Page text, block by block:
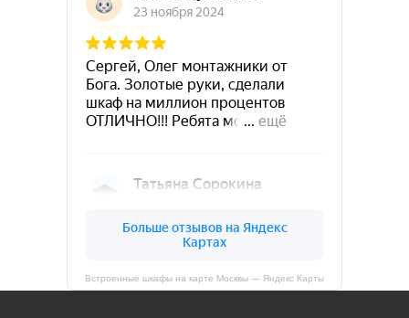
Встроенные шкафы на карте Москвы — Яндекс Карты